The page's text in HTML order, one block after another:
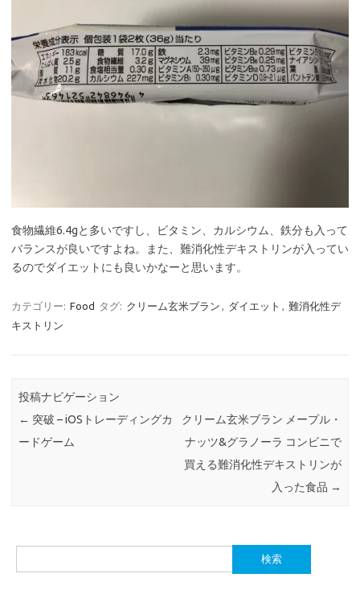
食物繊維6.4gと多いですし、ビタミン、カルシウム、鉄分も入って
バランスが良いですよね。また、難消化性デキストリンが入ってい
るのでダイエットにも良いかなーと思います。
カテゴリー: Food タグ: クリーム玄米ブラン , ダイエット , 難消化性デ
キストリン
投稿ナビゲーション
← 突破 – iOSトレーディングカ
ードゲーム
クリーム玄米ブラン メープル・
ナッツ&グラノーラ コンビニで
買える難消化性デキストリンが
入った食品 →
索: